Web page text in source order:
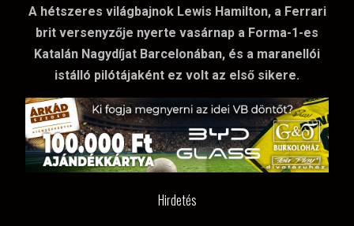
A hétszeres világbajnok Lewis Hamilton, a Ferrari
brit versenyzője nyerte vasárnap a Forma-1-es
Katalán Nagydíjat Barcelonában, és a maranellói
istálló pilótájaként ez volt az első sikere.
Hirdetés